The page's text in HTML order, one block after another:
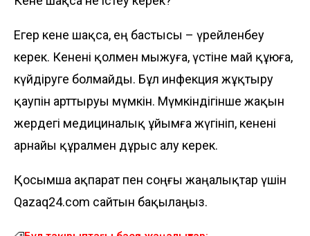
Егер кене шақса, ең бастысы – үрейленбеу
керек. Кенені қолмен мыжуға, үстіне май құюға,
күйдіруге болмайды. Бұл инфекция жұқтыру
қаупін арттыруы мүмкін. Мүмкіндігінше жақын
жердегі медициналық ұйымға жүгініп, кенені
арнайы құралмен дұрыс алу керек.
Қосымша ақпарат пен соңғы жаңалықтар үшін
Qazaq24.com сайтын бақылаңыз.